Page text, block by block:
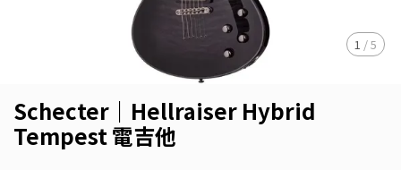
1 /5
Schecter｜Hellraiser Hybrid
Tempest 電吉他